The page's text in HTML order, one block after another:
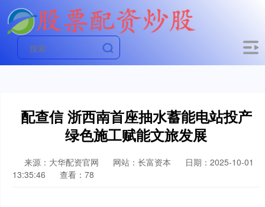
配查信 浙西南首座抽水蓄能电站投产
绿色施工赋能文旅发展
来源：大华配资官网 网站：长富资本
日期：2025-10-01
13:35:46
查看：78